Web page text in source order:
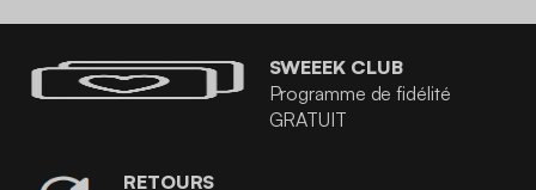
SWEEEK CLUB
Programme de fidélité
GRATUIT
RETOURS